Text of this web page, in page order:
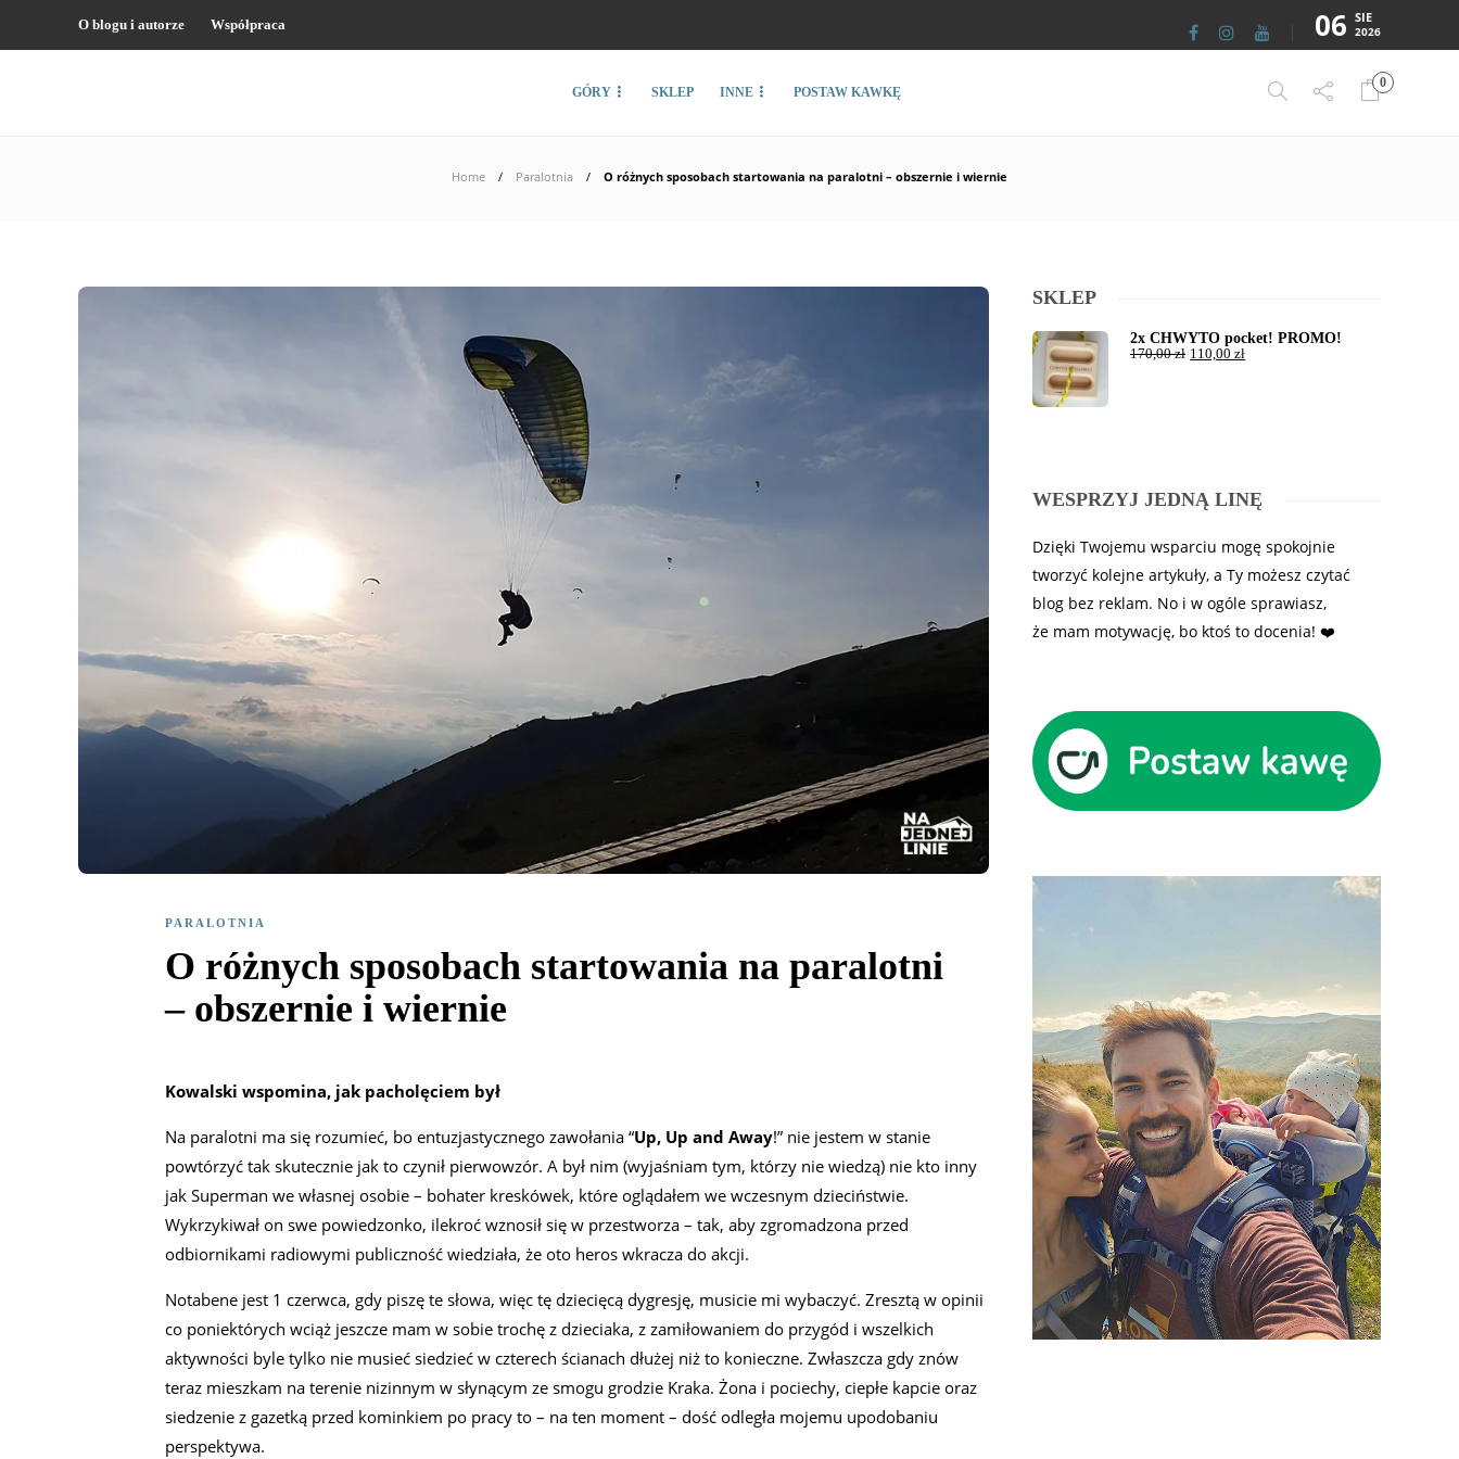
O blogu i autorze Współpraca 06 SIE
2026
GÓRY SKLEP INNE POSTAW KAWKĘ
0
Home Paralotnia O różnych sposobach startowania na paralotni – obszernie i wiernie
PARALOTNIA
O różnych sposobach startowania na paralotni
– obszernie i wiernie
Kowalski wspomina, jak pacholęciem był
Na paralotni ma się rozumieć, bo entuzjastycznego zawołania “Up, Up and Away!” nie jestem w stanie
powtórzyć tak skutecznie jak to czynił pierwowzór. A był nim (wyjaśniam tym, którzy nie wiedzą) nie kto inny
jak Superman we własnej osobie – bohater kreskówek, które oglądałem we wczesnym dzieciństwie.
Wykrzykiwał on swe powiedzonko, ilekroć wznosił się w przestworza – tak, aby zgromadzona przed
odbiornikami radiowymi publiczność wiedziała, że oto heros wkracza do akcji.
Notabene jest 1 czerwca, gdy piszę te słowa, więc tę dziecięcą dygresję, musicie mi wybaczyć. Zresztą w opinii
co poniektórych wciąż jeszcze mam w sobie trochę z dzieciaka, z zamiłowaniem do przygód i wszelkich
aktywności byle tylko nie musieć siedzieć w czterech ścianach dłużej niż to konieczne. Zwłaszcza gdy znów
teraz mieszkam na terenie nizinnym w słynącym ze smogu grodzie Kraka. Żona i pociechy, ciepłe kapcie oraz
siedzenie z gazetką przed kominkiem po pracy to – na ten moment – dość odległa mojemu upodobaniu
perspektywa.
SKLEP
2x CHWYTO pocket! PROMO!
170,00zł 110,00zł
WESPRZYJ JEDNĄ LINĘ
Dzięki Twojemu wsparciu mogę spokojnie
tworzyć kolejne artykuły, a Ty możesz czytać
blog bez reklam. No i w ogóle sprawiasz,
że mam motywację, bo ktoś to docenia! ❤️